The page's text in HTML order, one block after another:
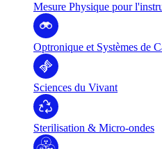
Mesure Physique pour
Optronique et Systèmes de
Sciences du Vivant
Sterilisation & Micro-ondes